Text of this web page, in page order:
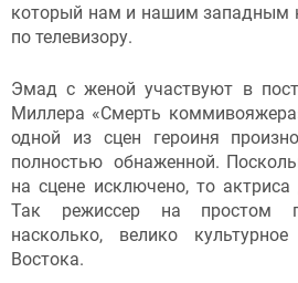
который нам и нашим западным
по телевизору.
Эмад с женой участвуют в
Миллера «Смерть
одной из сцен героиня
полностью обнаженной.
на сцене исключено, то
Так режиссер на простом
насколько, велико
Востока.